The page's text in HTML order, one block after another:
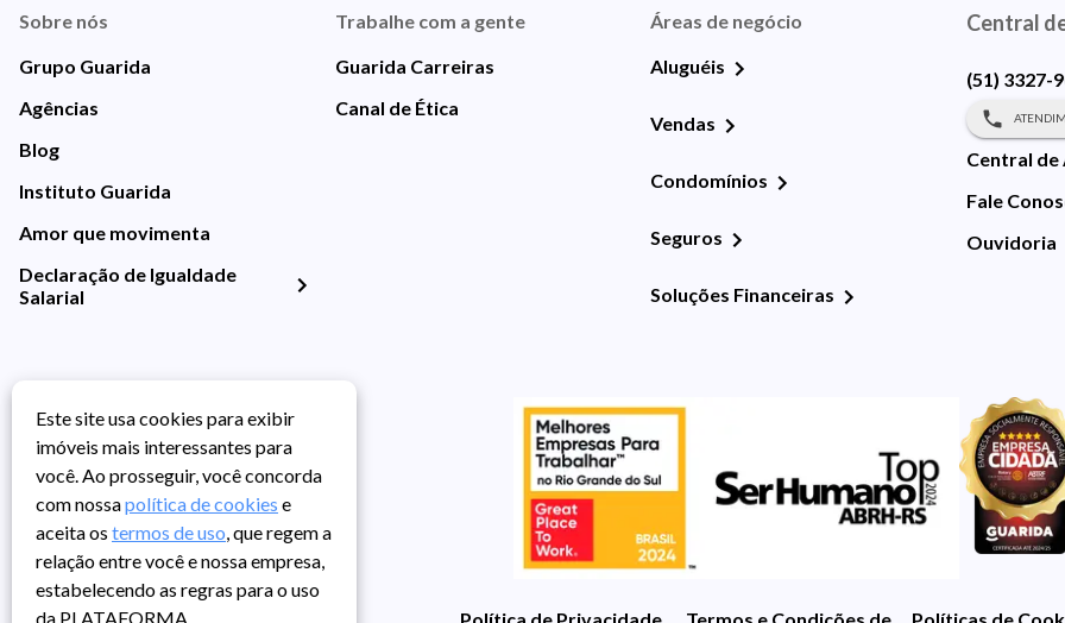
Sobre nós
Grupo Guarida
Agências
Blog
Instituto Guarida
Amor que movimenta
Declaração de Igualdade
Salarial
Trabalhe com a gente
Guarida Carreiras
Canal de Ética
Áreas de negócio
Aluguéis
Vendas
Condomínios
Seguros
Soluções Financeiras
Central
(51) 3327-
Central de
Fale
Ouvidoria
Política de Privacidade Termos e Condições de UsoPolíticas de
Este site usa cookies para exibir
imóveis mais interessantes para
você. Ao prosseguir, você concorda
com nossapolítica de cookies e
aceita os termos de uso, que regem a
relação entre você e nossa empresa,
estabelecendo as regras para o uso
da PLATAFORMA.